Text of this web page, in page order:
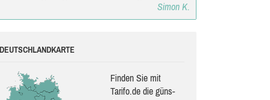
Simon K.
DEUTSCHLANDKARTE
Finden Sie mit
Tarifo.de die güns­